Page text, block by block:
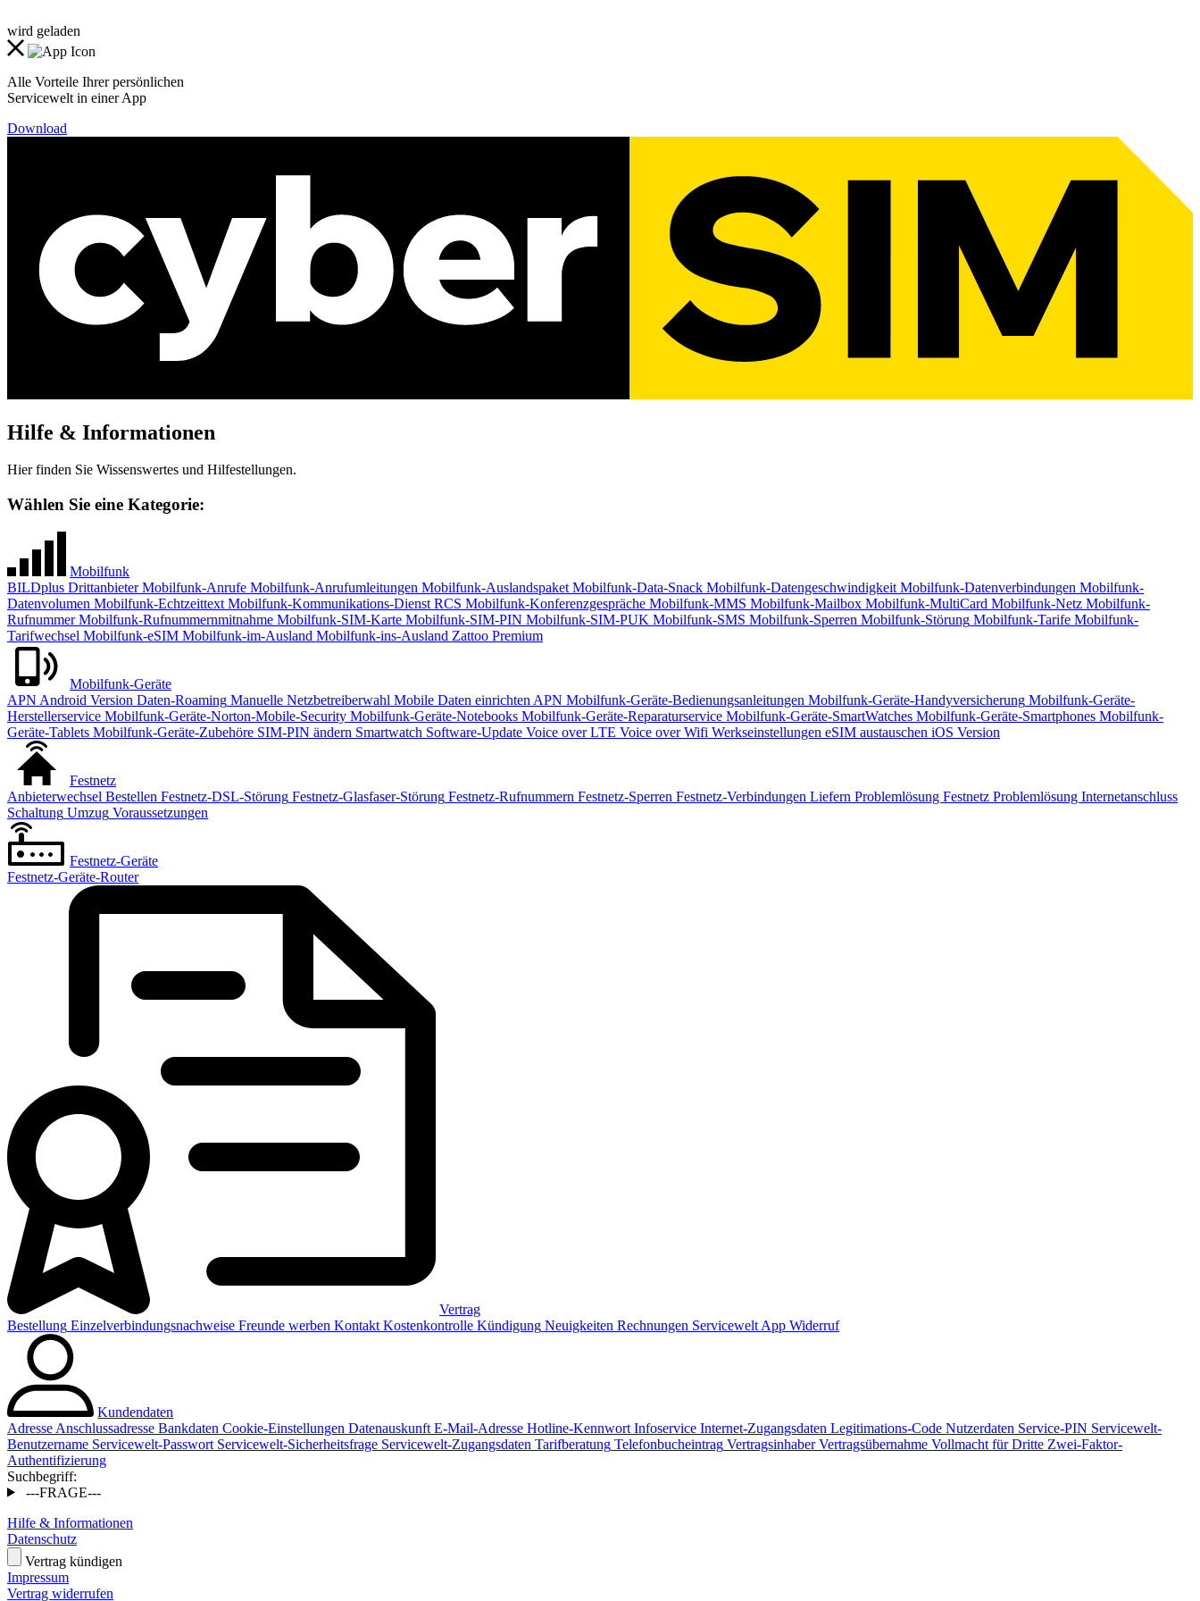
wird geladen
Alle Vorteile Ihrer persönlichen
Servicewelt in einer App
Download
Hilfe & Informationen
Hier finden Sie Wissenswertes und Hilfestellungen.
Wählen Sie eine Kategorie:
Mobilfunk
BILDplus DrittanbieterMobilfunk-Anrufe Mobilfunk-Anrufumleitungen Mobilfunk-Auslandspaket Mobilfunk-Data-Snack Mobilfunk-Datengeschwindigkeit Mobilfunk-Datenverbindungen Mobilfunk-
Datenvolumen Mobilfunk-Echtzeittext Mobilfunk-Kommunikations-Dienst RCS Mobilfunk-Konferenzgespräche Mobilfunk-MMS Mobilfunk-Mailbox Mobilfunk-MultiCard Mobilfunk-Netz Mobilfunk-
RufnummerMobilfunk-Rufnummernmitnahme Mobilfunk-SIM-Karte Mobilfunk-SIM-PIN Mobilfunk-SIM-PUK Mobilfunk-SMS Mobilfunk-Sperren Mobilfunk-Störung Mobilfunk-Tarife Mobilfunk-
Tarifwechsel Mobilfunk-eSIM Mobilfunk-im-Ausland Mobilfunk-ins-Ausland Zattoo Premium
Mobilfunk-Geräte
APN Android Version Daten-Roaming Manuelle Netzbetreiberwahl Mobile Daten einrichten APN Mobilfunk-Geräte-Bedienungsanleitungen Mobilfunk-Geräte-Handyversicherung Mobilfunk-Geräte-
Herstellerservice Mobilfunk-Geräte-Norton-Mobile-Security Mobilfunk-Geräte-Notebooks Mobilfunk-Geräte-Reparaturservice Mobilfunk-Geräte-SmartWatches Mobilfunk-Geräte-Smartphones Mobilfunk-
Geräte-Tablets Mobilfunk-Geräte-Zubehöre SIM-PIN ändern Smartwatch Software-Update Voice over LTE Voice over Wifi Werkseinstellungen eSIM austauschen iOS Version
Festnetz
Anbieterwechsel Bestellen Festnetz-DSL-Störung Festnetz-Glasfaser-Störung Festnetz-Rufnummern Festnetz-Sperren Festnetz-Verbindungen Liefern Problemlösung Festnetz Problemlösung Internetanschluss
Schaltung Umzug Voraussetzungen
Festnetz-Geräte
Festnetz-Geräte-Router
Vertrag
Bestellung Einzelverbindungsnachweise Freunde werben Kontakt Kostenkontrolle Kündigung Neuigkeiten Rechnungen Servicewelt App Widerruf
Kundendaten
Adresse Anschlussadresse Bankdaten Cookie-Einstellungen Datenauskunft E-Mail-Adresse Hotline-Kennwort Infoservice Internet-Zugangsdaten Legitimations-Code Nutzerdaten Service-PIN Servicewelt-
Benutzername Servicewelt-Passwort Servicewelt-Sicherheitsfrage Servicewelt-Zugangsdaten Tarifberatung Telefonbucheintrag VertragsinhaberVertragsübernahme Vollmacht für Dritte Zwei-Faktor-
Authentifizierung
Suchbegriff:
---FRAGE---
Hilfe & Informationen
Datenschutz
Vertrag kündigen
Impressum
Vertrag widerrufen